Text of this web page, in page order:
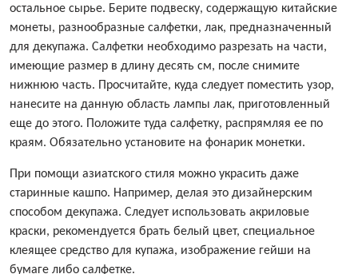
остальное сырье. Берите подвеску, содержащую китайские
монеты, разнообразные салфетки, лак, предназначенный
для декупажа. Салфетки необходимо разрезать на части,
имеющие размер в длину десять см, после снимите
нижнюю часть. Просчитайте, куда следует поместить узор,
нанесите на данную область лампы лак, приготовленный
еще до этого. Положите туда салфетку, распрямляя ее по
краям. Обязательно установите на фонарик монетки.
При помощи азиатского стиля можно украсить даже
старинные кашпо. Например, делая это дизайнерским
способом декупажа. Следует использовать акриловые
краски, рекомендуется брать белый цвет, специальное
клеящее средство для купажа, изображение гейши на
бумаге либо салфетке.